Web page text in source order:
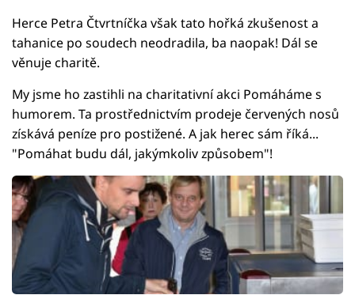
Herce Petra Čtvrtníčka však tato hořká zkušenost a
tahanice po soudech neodradila, ba naopak! Dál se
věnuje charitě.
My jsme ho zastihli na charitativní akci Pomáháme s
humorem. Ta prostřednictvím prodeje červených nosů
získává peníze pro postižené. A jak herec sám říká...
"Pomáhat budu dál, jakýmkoliv způsobem"!